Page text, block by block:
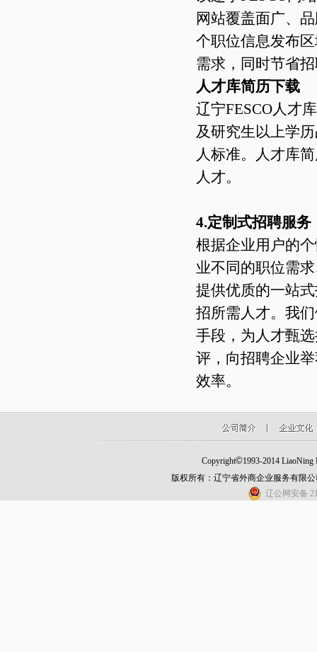
网站覆盖面广、
个职位信息发布
需求，同时节省
人才库简历下载
辽宁FESCO人才
及研究生以上学
人标准。人才库
人才。
4.定制式招聘服务
根据企业用户的
业不同的职位需
提供优质的一站
招所需人才。我
手段，为人才甄
评，向招聘企业
效率。
Copyright©1993-2014 LiaoNing
版权所有：辽宁省外商企业服务有限
辽公网安备